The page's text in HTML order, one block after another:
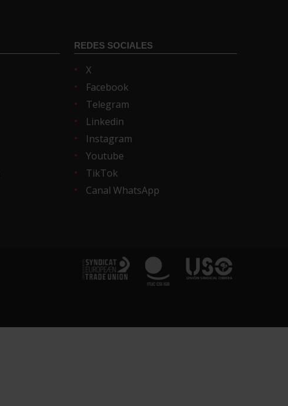
REDES SOCIALES
X
Facebook
Telegram
Linkedin
Instagram
Youtube
TikTok
Canal WhatsApp